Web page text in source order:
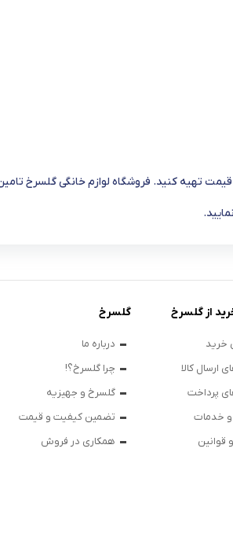
تهیه کنید. فروشگاه لوازم خانگی گلسرخ
از گلسرخ
خرید
ارسال کالا
پرداخت
و خدمات
قوانین
گلسرخ
درباره ما
چرا گلسرخ؟!
گلسرخ و جهیزیه
تضمین کیفیت و قیمت
همکاری در فروش